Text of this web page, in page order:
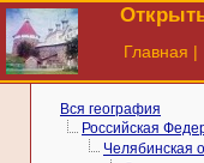
Главная |
Вся география
Российская
Челябинская